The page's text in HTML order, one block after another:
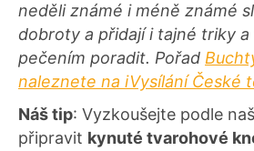
neděli známé i méně známé
dobroty a přidají i tajné triky a
pečením poradit. Pořad
naleznete na iVysílání České
Náš tip: Vyzkoušejte podle
připravit kynuté tvarohové